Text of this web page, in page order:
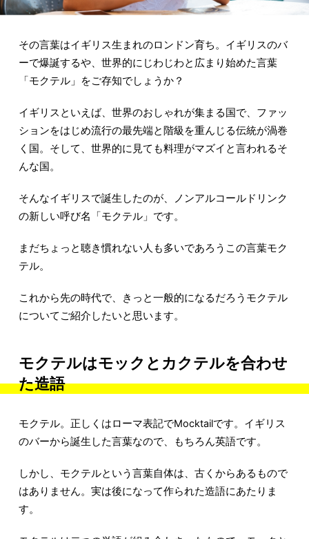
その言葉はイギリス生まれのロンドン育ち。イギリスのバ
ーで爆誕するや、世界的にじわじわと広まり始めた言葉
「モクテル」をご存知でしょうか？
イギリスといえば、世界のおしゃれが集まる国で、ファッ
ションをはじめ流行の最先端と階級を重んじる伝統が渦巻
く国。そして、世界的に見ても料理がマズイと言われるそ
んな国。
そんなイギリスで誕生したのが、ノンアルコールドリンク
の新しい呼び名「モクテル」です。
まだちょっと聴き慣れない人も多いであろうこの言葉モク
テル。
これから先の時代で、きっと一般的になるだろうモクテル
についてご紹介したいと思います。
モクテルはモックとカクテルを合わせ
た造語
モクテル。正しくはローマ表記でMocktailです。イギリス
のバーから誕生した言葉なので、もちろん英語です。
しかし、モクテルという言葉自体は、古くからあるもので
はありません。実は後になって作られた造語にあたりま
す。